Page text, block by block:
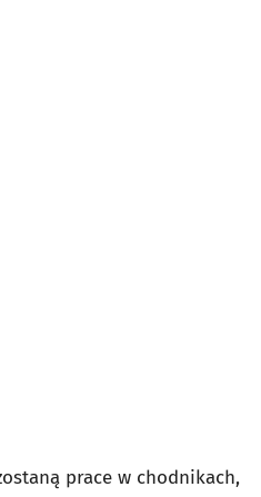
prace w chodnikach,